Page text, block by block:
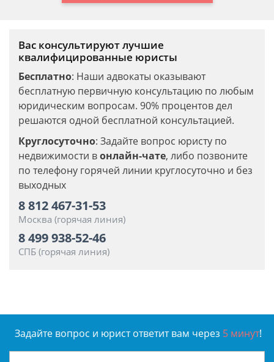
Вас консультируют лучшие
квалифицированные юристы
Бесплатно: Наши адвокаты оказывают
бесплатную первичную консультацию по любым
юридическим вопросам. 90% процентов дел
решаются одной бесплатной консультацией.
Круглосуточно: Задайте вопрос юристу по
недвижимости вонлайн-чате, либо позвоните
по телефону горячей линии круглосуточно и без
выходных
8 812 467-31-53
Москва (горячая линия)
8 499 938-52-46
СПБ (горячая линия)
Задайте вопрос и юрист ответит вам через 5 минут!